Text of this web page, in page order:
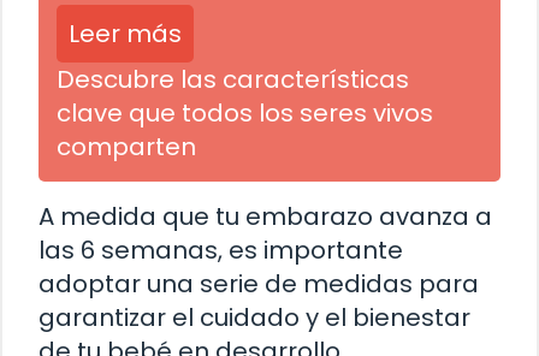
Leer más
Descubre las características
clave que todos los seres vivos
comparten
A medida que tu embarazo avanza a
las 6 semanas, es importante
adoptar una serie de medidas para
garantizar el cuidado y el bienestar